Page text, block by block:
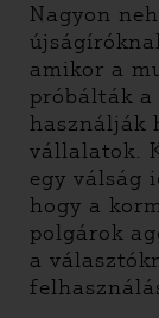
Nagyon
amikor a
próbálták a
használják
vállalatok.
egy válság
hogy a
polgárok
a